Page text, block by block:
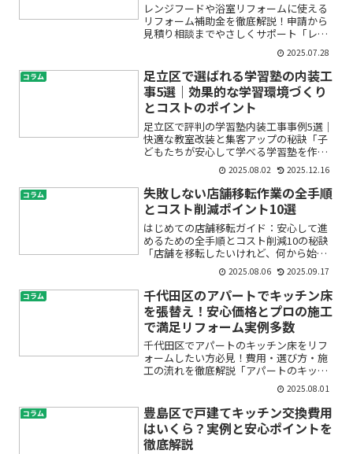
レンジフードや浴室リフォームに使える
リフォーム補助金を徹底解説！申請から
見積り相談までやさしくサポート「レン
ジフードの交換や浴室のリフォームを考
えているけれど、費用が心配…」「リフ
ォーム補助金のことがイマイチ分からず
不安」「どこに相談すれば...
2025.07.28
コラム
足立区で選ばれる学習塾の内装工
事5選｜効果的な学習環境づくり
とコストのポイント
足立区で評判の学習塾内装工事事例5選｜
快適な教室改装と集客アップの秘訣「子
どもたちが安心して学べる学習塾を作り
たい」「内装工事のコストや流れが分か
らず不安」「足立区で教室リフォームを
検討しているけど、どこに頼めばい
い？」…このようなお悩みを...
2025.08.02 2025.12.16
コラム
失敗しない店舗移転作業の全手順
とコスト削減ポイント10選
はじめての店舗移転ガイド：安心して進
めるための全手順とコスト削減10の秘訣
「店舗を移転したいけれど、何から始め
ればいいの？」「費用やスケジュールが
不安」「失敗したらどうしよう…」そん
な悩みをお持ちではありませんか？店舗
移転・店舗引越し・店舗...
2025.08.06 2025.09.17
コラム
千代田区のアパートでキッチン床
を張替え！安心価格とプロの施工
で満足リフォーム実例多数
千代田区でアパートのキッチン床をリフ
ォームしたい方必見！費用・選び方・施
工の流れを徹底解説「アパートのキッチ
ン床が傷んできて困っている」「古い床
をおしゃれにしたいけど、費用や流れが
わからず不安…」千代田区でアパートの
キッチン床張替えを検討さ...
2025.08.01
コラム
豊島区で戸建てキッチン交換費用
はいくら？実例と安心ポイントを
徹底解説